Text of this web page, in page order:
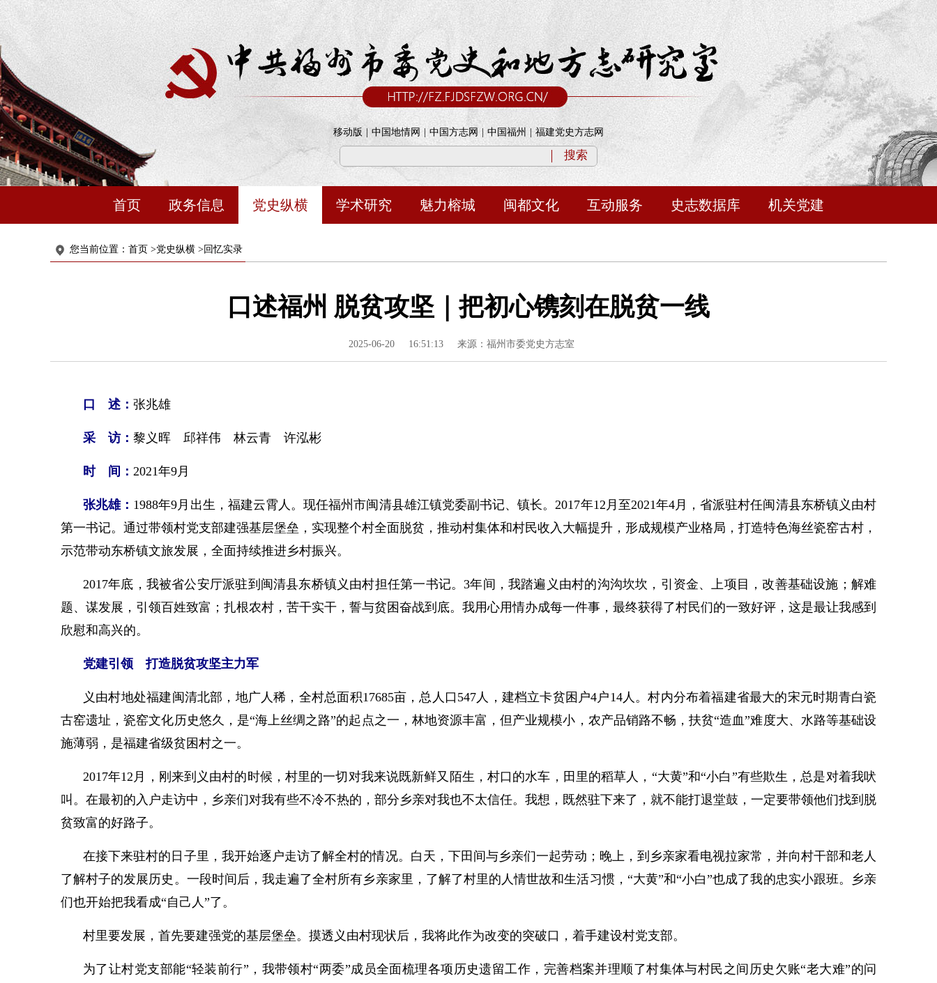
移动版 中国地情网 中国方志网 中国福州 福建党史方志网
搜索
首页 政务信息 党史纵横 学术研究 魅力榕城 闽都文化 互动服务 史志数据库 机关党建
您当前位置： 首页 >党史纵横 >回忆实录
口述福州 脱贫攻坚｜把初心镌刻在脱贫一线
2025-06-20 16:51:13 来源：福州市委党史方志室
口 述： 张兆雄
采 访： 黎义晖 邱祥伟 林云青 许泓彬
时 间： 2021年9月
张兆雄： 1988年9月出生，福建云霄人。现任福州市闽清县雄江镇党委副书记、镇长。2017年12月至2021年4月，省派驻村任闽清县东桥镇义由村
第一书记。通过带领村党支部建强基层堡垒，实现整个村全面脱贫，推动村集体和村民收入大幅提升，形成规模产业格局，打造特色海丝瓷窑古村，
示范带动东桥镇文旅发展，全面持续推进乡村振兴。
2017年底，我被省公安厅派驻到闽清县东桥镇义由村担任第一书记。3年间，我踏遍义由村的沟沟坎坎，引资金、上项目，改善基础设施；解难
题、谋发展，引领百姓致富；扎根农村，苦干实干，誓与贫困奋战到底。我用心用情办成每一件事，最终获得了村民们的一致好评，这是最让我感到
欣慰和高兴的。
党建引领 打造脱贫攻坚主力军
义由村地处福建闽清北部，地广人稀，全村总面积17685亩，总人口547人，建档立卡贫困户4户14人。村内分布着福建省最大的宋元时期青白瓷
古窑遗址，瓷窑文化历史悠久，是“海上丝绸之路”的起点之一，林地资源丰富，但产业规模小，农产品销路不畅，扶贫“造血”难度大、水路等基础设
施薄弱，是福建省级贫困村之一。
2017年12月，刚来到义由村的时候，村里的一切对我来说既新鲜又陌生，村口的水车，田里的稻草人，“大黄”和“小白”有些欺生，总是对着我吠
叫。在最初的入户走访中，乡亲们对我有些不冷不热的，部分乡亲对我也不太信任。我想，既然驻下来了，就不能打退堂鼓，一定要带领他们找到脱
贫致富的好路子。
在接下来驻村的日子里，我开始逐户走访了解全村的情况。白天，下田间与乡亲们一起劳动；晚上，到乡亲家看电视拉家常，并向村干部和老人
了解村子的发展历史。一段时间后，我走遍了全村所有乡亲家里，了解了村里的人情世故和生活习惯，“大黄”和“小白”也成了我的忠实小跟班。乡亲
们也开始把我看成“自己人”了。
村里要发展，首先要建强党的基层堡垒。摸透义由村现状后，我将此作为改变的突破口，着手建设村党支部。
为了让村党支部能“轻装前行”，我带领村“两委”成员全面梳理各项历史遗留工作，完善档案并理顺了村集体与村民之间历史欠账“老大难”的问